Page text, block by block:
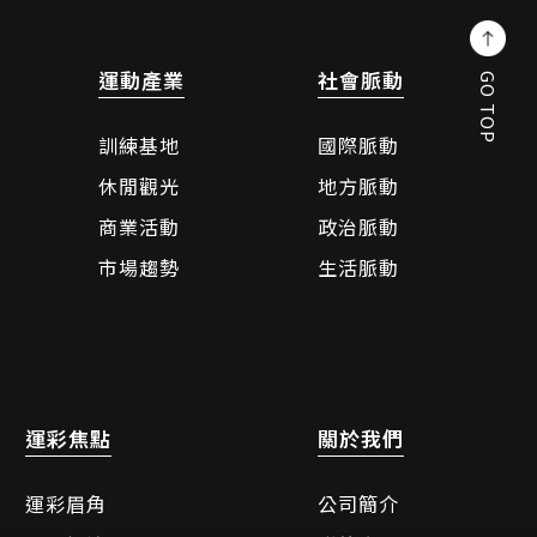
運動產業
訓練基地
休閒觀光
商業活動
市場趨勢
社會脈動
國際脈動
地方脈動
政治脈動
生活脈動
運彩焦點
運彩眉角
關於我們
公司簡介
GO TOP